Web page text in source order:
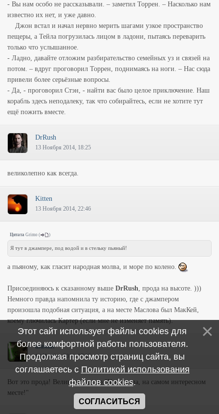
- Вы нам особо не рассказывали. – заметил Торрен. – Насколько нам
известно их нет, и уже давно.
Джон встал и начал нервно мерить шагами узкое пространство
пещеры, а Тейла погрузилась лицом в ладони, пытаясь переварить
только что услышанное.
- Ладно, давайте отложим разбирательство семейных уз и связей на
потом. – вдруг проговорил Торрен, поднимаясь на ноги. – Нас сюда
привели более серьёзные вопросы.
- Да, - проговорил Стэн, - найти вас было целое приключение. Наш
корабль здесь неподалеку, так что собирайтесь, если не хотите тут
ещё пожить вместе.
DrRush
13 Ноября 2014, 18:25
великолепно как всегда.
Kitten
13 Ноября 2014, 22:46
Цитата Grimo ( )
Я тут в джампере, под водой и в стельку пьяный!
а пьяному, как гласит народная молва, и море по колено.
Присоединяюсь к сказанному выше DrRush, прода на высоте. )))
Немного правда напомнила ту историю, где с джампером
произошла подобная ситуация, а на месте Маслова был МакКей,
коему глючилась Картер (если мне не изменяет память).
шаман
14 Ноября 2014, 07:22
Вот это прода! Великолепно, но "Как всегда, на самом интересном
месте!"
Этот сайт использует файлы cookies для
более комфортной работы пользователя.
Продолжая просмотр страниц сайта, вы
соглашаетесь с Политикой использования
файлов cookies.
СОГЛАСИТЬСЯ